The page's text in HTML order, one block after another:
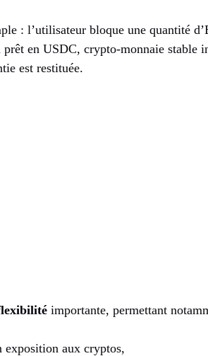
: l’utilisateur bloque une quantité
prêt en USDC, crypto-monnaie stable
est restituée.
importante, permettant
exposition aux cryptos,